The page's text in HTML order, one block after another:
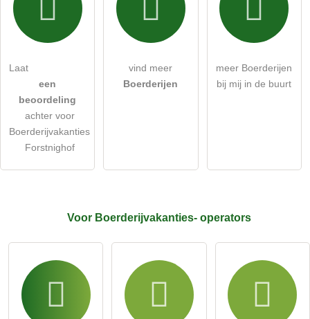
Ik accepteer hierbij dealgemene voorwaarden.
stel een publieke vraag Annuleren
Let op:
Klik hier om een
Boerderijvakanties-invoer
Laat
een
beoordeling
achter voor
Boerderijvakanties
Forstnighof
vind meer
Boerderijen
meer Boerderijen
bij mij in de buurt
Voor Boerderijvakanties- operators